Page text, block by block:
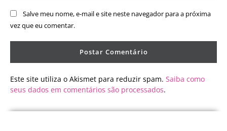
Salve meu nome, e-mail e site neste navegador para a próxima
vez que eu comentar.
Este site utiliza o Akismet para reduzir spam. Saiba como
seus dados em comentários são processados.